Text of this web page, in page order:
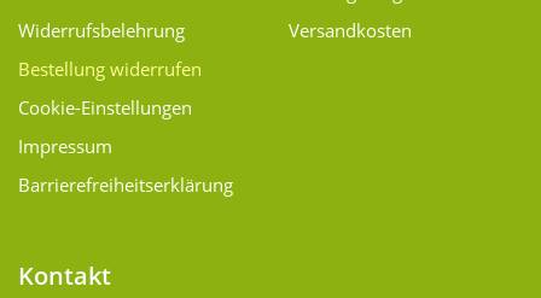
Widerrufsbelehrung
Bestellung widerrufen
Cookie-Einstellungen
Impressum
Barrierefreiheitserklärung
Versandkosten
Kontakt